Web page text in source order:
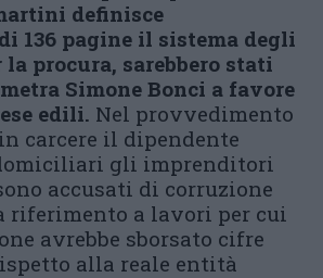
definisce
136 pagine il sistema degli
procura, sarebbero stati
Simone Bonci a favore
edili. Nel provvedimento
carcere il dipendente
gli imprenditori
accusati di corruzione
riferimento a lavori per cui
avrebbe sborsato cifre
alla reale entità